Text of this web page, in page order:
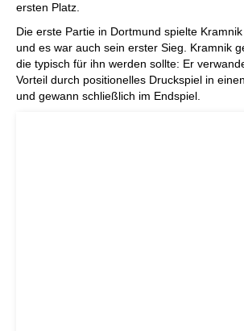
ersten Platz.
Die erste Partie in Dortmund spielte
und es war auch sein erster Sieg. Kramnik
die typisch für ihn werden sollte: Er
Vorteil durch positionelles Druckspiel in
und gewann schließlich im Endspiel.